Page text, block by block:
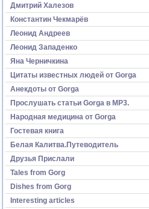
Дмитрий Халезов
Константин Чекмарёв
Леонид Андреев
Леонид Западенко
Яна Черничкина
Цитаты известных людей от Gorga
Анекдоты от Gorga
Прослушать статьи Gorga в МР3.
Народная медицина от Gorga
Гостевая книга
Белая Калитва.Путеводитель
Друзья Прислали
Tales from Gorg
Dishes from Gorg
Interesting articles